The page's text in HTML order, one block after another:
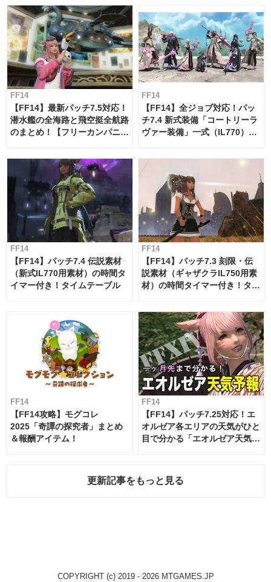
FF14
【FF14】最新パッチ7.5対応！
潜水艦の全海路と飛空挺全航路
のまとめ！【フリーカンパニ
FF14
【FF14】全ジョブ対応！パッ
チ7.4 新式装備「コートリーラ
ヴァー装備」一式（IL770）の
FF14
【FF14】パッチ7.4 伝説素材
（新式IL770用素材）の時間タ
イマー付き！タイムテーブル
FF14
【FF14】パッチ7.3 刻限・伝
説素材（ギャザクラIL750用素
材）の時間タイマー付き！タイ
FF14
【FF14攻略】モグコレ
2025「奇譚の探究者」まとめ
＆報酬アイテム！
FF14
【FF14】パッチ7.25対応！エ
オルゼア各エリアの天気がひと
目で分かる「エオルゼア天気予
更新記事をもっと見る
COPYRIGHT (c) 2019 - 2026 MTGAMES.JP